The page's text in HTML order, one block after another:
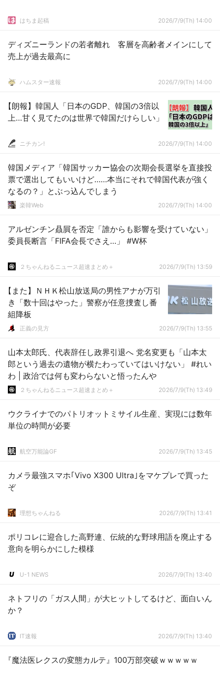
はちま起稿 2026/7/9(Th) 14:00
ディズニーランドの若者離れ 客層を高齢者メインにして
売上が過去最高に
ハムスター速報 2026/7/9(Th) 14:00
【朗報】韓国人「日本のGDP、韓国の3倍以
上…甘く見てたのは世界で韓国だけらしい」
ニチカン! 2026/7/9(Th) 14:00
韓国メディア「韓国サッカー協会の次期会長選挙を直接投
票で選出してもいいけど……本当にそれで韓国代表が強く
なるの？」とぶっ込んでしまう
楽韓Web 2026/7/9(Th) 14:00
アルゼンチン贔屓を否定「誰からも影響を受けていない」
委員長断言「FIFA会長でさえ…」 #W杯
２ちゃんねるニュース超速まとめ＋ 2026/7/9(Th) 13:59
【また】ＮＨＫ松山放送局の男性アナが万引
き「数十回はやった」警察が任意捜査し番
組降板
正義の見方 2026/7/9(Th) 13:55
山本太郎氏、代表辞任し政界引退へ 党名変更も「山本太
郎という過去の遺物が横たわっていてはいけない」 #れい
わ | 政治では何も変わらないと悟ったんや
２ちゃんねるニュース超速まとめ＋ 2026/7/9(Th) 13:49
ウクライナでのパトリオットミサイル生産、実現には数年
単位の時間が必要
航空万能論GF 2026/7/9(Th) 13:45
カメラ最強スマホ｢Vivo X300 Ultra｣をマケプレで買った
ぞ
理想ちゃんねる 2026/7/9(Th) 13:41
ポリコレに迎合した高野連、伝統的な野球用語を廃止する
意向を明らかにした模様
U-1 NEWS 2026/7/9(Th) 13:40
ネトフリの「ガス人間」が大ヒットしてるけど、面白いん
か？
IT速報 2026/7/9(Th) 13:40
『魔法医レクスの変態カルテ』100万部突破ｗｗｗｗｗ